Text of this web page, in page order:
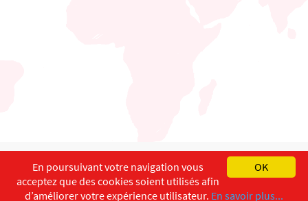
English Français
Copyright ©ISEC-AdW Impressum
OK
En poursuivant votre navigation vous
acceptez que des cookies soient utilisés afin
d’améliorer votre expérience utilisateur. En savoir plus...